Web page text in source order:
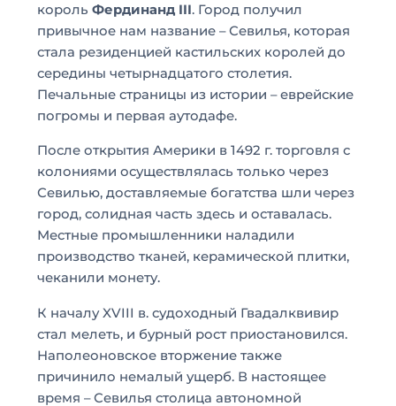
король Фердинанд III. Город получил
привычное нам название – Севилья, которая
стала резиденцией кастильских королей до
середины четырнадцатого столетия.
Печальные страницы из истории – еврейские
погромы и первая аутодафе.
После открытия Америки в 1492 г. торговля с
колониями осуществлялась только через
Севилью, доставляемые богатства шли через
город, солидная часть здесь и оставалась.
Местные промышленники наладили
производство тканей, керамической плитки,
чеканили монету.
К началу XVIII в. судоходный Гвадалквивир
стал мелеть, и бурный рост приостановился.
Наполеоновское вторжение также
причинило немалый ущерб. В настоящее
время – Севилья столица автономной